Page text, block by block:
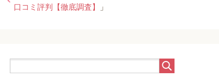
口コミ評判【徹底調査】
」